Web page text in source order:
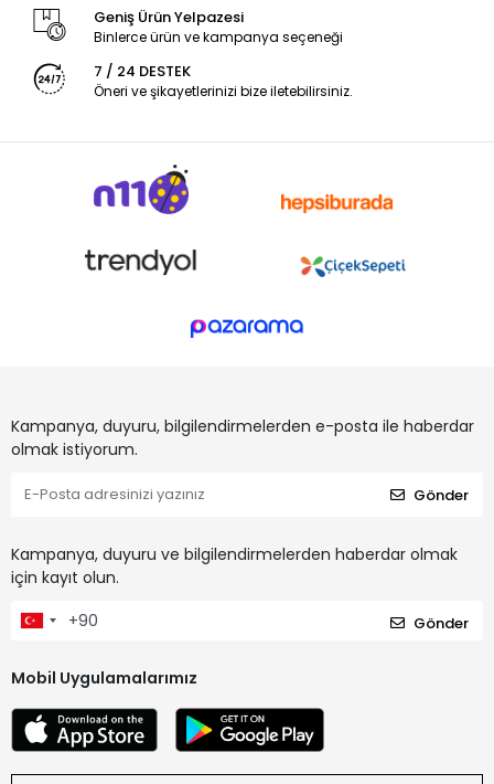
Geniş Ürün Yelpazesi
Binlerce ürün ve kampanya seçeneği
7 / 24 DESTEK
Öneri ve şikayetlerinizi bize iletebilirsiniz.
Kampanya, duyuru, bilgilendirmelerden e-posta ile haberdar
olmak istiyorum.
Gönder
Kampanya, duyuru ve bilgilendirmelerden haberdar olmak
için kayıt olun.
Gönder
Mobil Uygulamalarımız